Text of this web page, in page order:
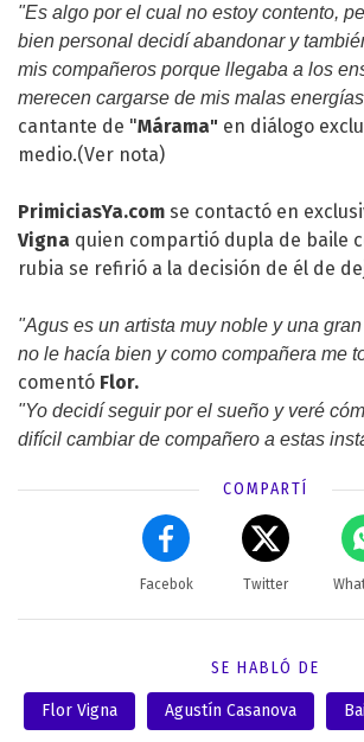
"Es algo por el cual no estoy contento,
bien personal decidí abandonar y
mis compañeros porque llegaba a los
merecen cargarse de mis malas
cantante de "Márama" en diálogo
medio.(Ver nota)
PrimiciasYa.com se contactó en
Vigna quien compartió dupla de baile
rubia se refirió a la decisión de él de
"Agus es un artista muy noble y una
no le hacía bien y como compañera me
comentó Flor.
"Yo decidí seguir por el sueño y veré
difícil cambiar de compañero a estas
COMPARTÍ
Facebok Twitter
SE HABLÓ DE
Flor Vigna Agustín Casanova